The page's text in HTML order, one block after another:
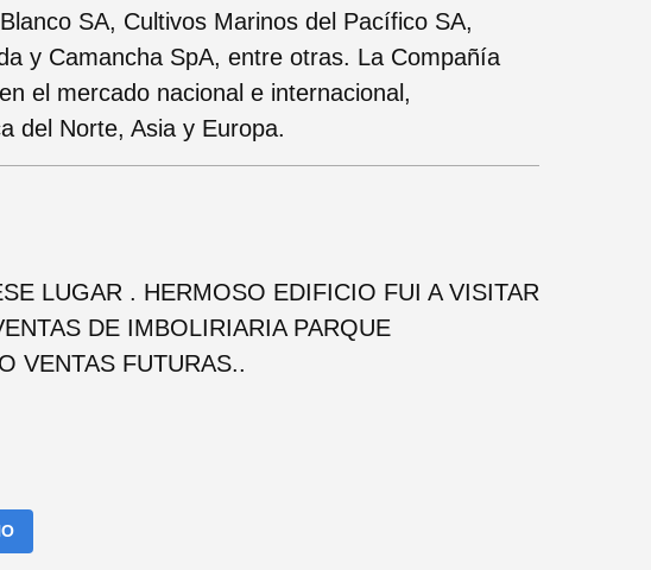
SA, Cultivos Marinos del Pacífico SA,
y Camancha SpA, entre otras. La Compañía
el mercado nacional e internacional,
del Norte, Asia y Europa.
LUGAR . HERMOSO EDIFICIO FUI A VISITAR
DE IMBOLIRIARIA PARQUE
VENTAS FUTURAS..